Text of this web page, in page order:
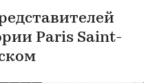
Paris Saint-